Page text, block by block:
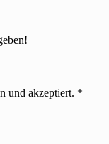
und akzeptiert. *